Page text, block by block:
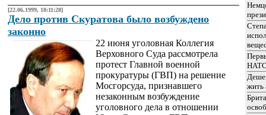
[22.06.1999, 18:11:28]
Дело против Скуратова было возбуждено
законно
22 июня уголовная Коллегия
Верховного Суда рассмотрела
протест Главной военной
прокуратуры (ГВП) на решение
Мосгорсуда, признавшего
незаконным возбуждение
уголовного дела в отношении
НАТО
жить